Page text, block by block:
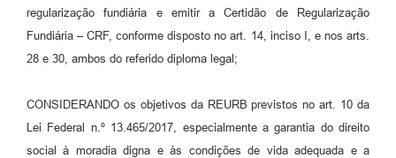
regularização fundiária e emitir a Certidão de Regularização
Fundiária – CRF, conforme disposto no art. 14, inciso I, e nos arts.
28 e 30, ambos do referido diploma legal;
CONSIDERANDO os objetivos da REURB previstos no art. 10 da
Lei Federal n.º 13.465/2017, especialmente a garantia do direito
social à moradia digna e às condições de vida adequada e a